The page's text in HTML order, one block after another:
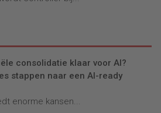
consolidatie klaar voor AI?
stappen naar een AI-ready
enorme kansen...